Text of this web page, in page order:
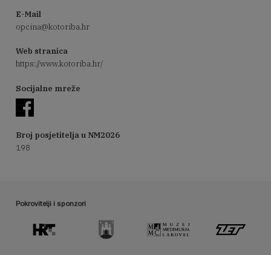
E-Mail
opcina@kotoriba.hr
Web stranica
https://www.kotoriba.hr/
Socijalne mreže
Broj posjetitelja u NM2026
198
Pokrovitelji i sponzori